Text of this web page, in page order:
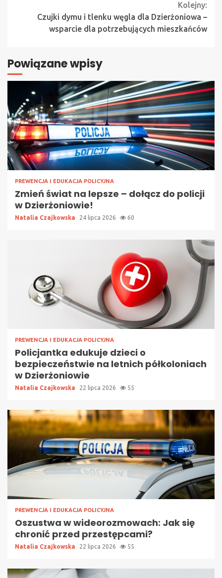
Kolejny:
Czujki dymu i tlenku węgla dla Dzierżoniowa –
wsparcie dla potrzebujących mieszkańców
Powiązane wpisy
PREWENCJA I EDUKACJA POLICYJNA
Zmień świat na lepsze – dołącz do policji
w Dzierżoniowie!
Natalia Czajkowska 24 lipca 2026 60
PREWENCJA I EDUKACJA POLICYJNA
Policjantka edukuje dzieci o
bezpieczeństwie na letnich półkoloniach
w Dzierżoniowie
Natalia Czajkowska 22 lipca 2026 55
PREWENCJA I EDUKACJA POLICYJNA
Oszustwa w wideorozmowach: Jak się
chronić przed przestępcami?
Natalia Czajkowska 22 lipca 2026 55